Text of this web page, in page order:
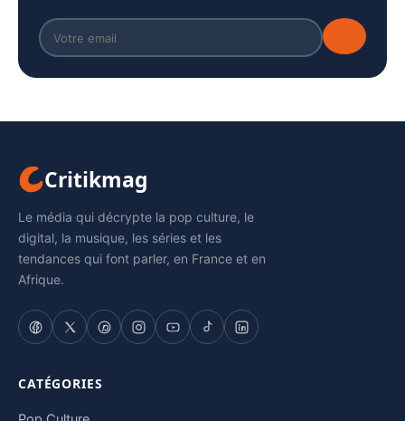
Critikmag
Le média qui décrypte la pop culture, le
digital, la musique, les séries et les
tendances qui font parler, en France et en
Afrique.
CATÉGORIES